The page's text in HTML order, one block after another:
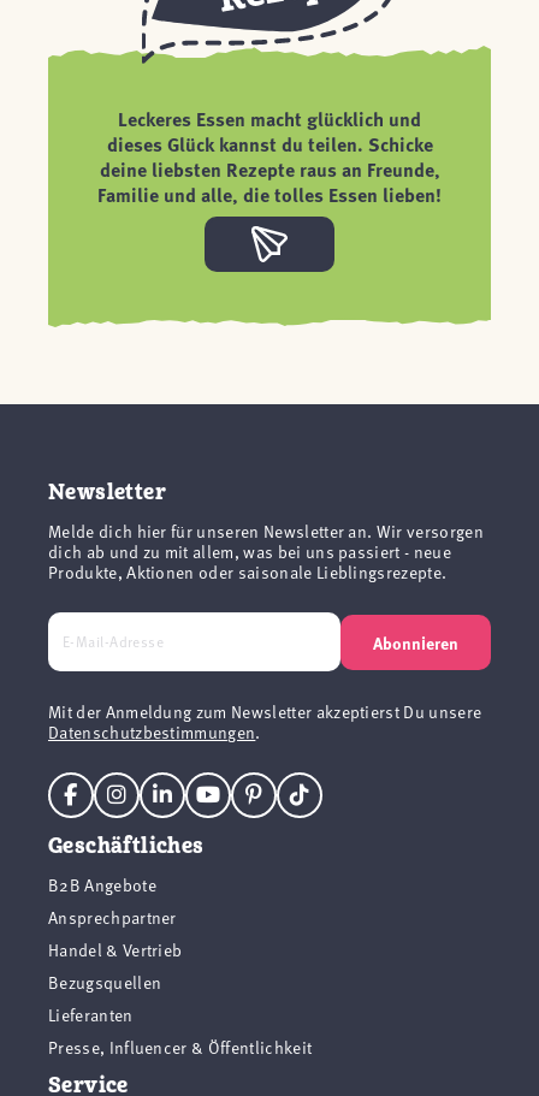
Leckeres Essen macht glücklich und
dieses Glück kannst du teilen. Schicke
deine liebsten Rezepte raus an Freunde,
Familie und alle, die tolles Essen lieben!
Newsletter
Melde dich hier für unseren Newsletter an. Wir versorgen
dich ab und zu mit allem, was bei uns passiert - neue
Produkte, Aktionen oder saisonale Lieblingsrezepte.
Abonnieren
Mit der Anmeldung zum Newsletter akzeptierst Du unsere
Datenschutzbestimmungen.
Geschäftliches
B2B Angebote
Ansprechpartner
Handel & Vertrieb
Bezugsquellen
Lieferanten
Presse, Influencer & Öffentlichkeit
Service